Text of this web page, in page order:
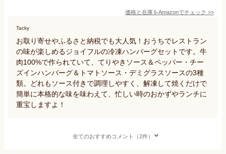
価格と在庫をAmazonでチェック >>
Tacky
お取り寄せやふるさと納税でも大人気！おうちでレストラン
の味が楽しめるジョイフルの冷凍ハンバーグセットです。牛
肉100%で作られていて、てりやきソース＆ペッパー・チー
ズインハンバーグ＆トマトソース・デミグラスソースの3種
類。どれもソース付きで調理しやすく、解凍して焼くだけで
簡単に本格的な味を味わえて、忙しい時のおかずやランチに
重宝しますよ！
全てのおすすめコメント（2件）